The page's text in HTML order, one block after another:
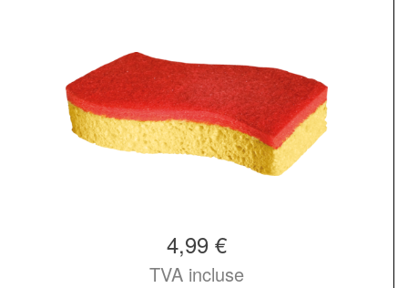
4,99 €
TVA incluse